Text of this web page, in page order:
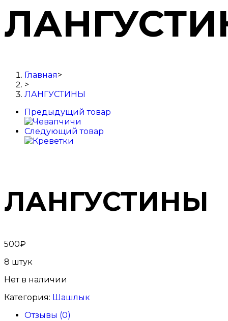
Главная>
>
ЛАНГУСТИНЫ
Предыдущий товар
Следующий товар
ЛАНГУСТИНЫ
500₽
8 штук
Нет в наличии
Категория: Шашлык
Отзывы (0)